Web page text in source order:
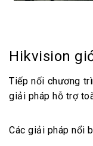
Hikvision
Tiếp nối chương
giải pháp hỗ trợ
Các giải pháp nổi